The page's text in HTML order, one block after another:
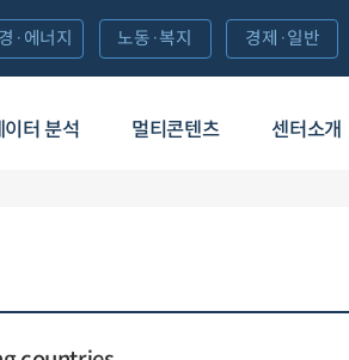
이터 분석 멀티콘텐츠 센터소개
·에너지 노동·복지 경제·일반